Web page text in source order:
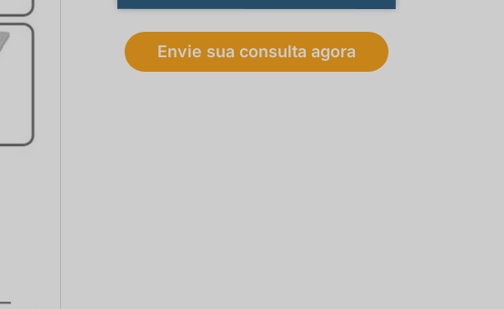
Envie sua consulta agora